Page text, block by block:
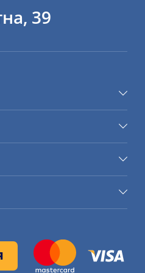
Підвищує
сприяє
відводити воду
знижуючи ризик
і
впевненість на
товщини:
опір коченню,
39